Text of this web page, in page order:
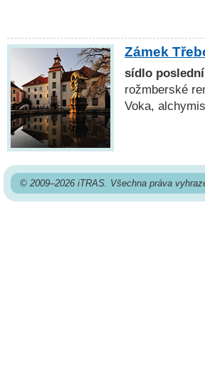
Zámek
sídlo
rožmberské
Voka,
© 2009–2026 iTRAS. Všechna práva